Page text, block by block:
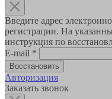
Введите адрес
регистрации. На
инструкция по
E-mail *
Авторизация
Заказать звонок